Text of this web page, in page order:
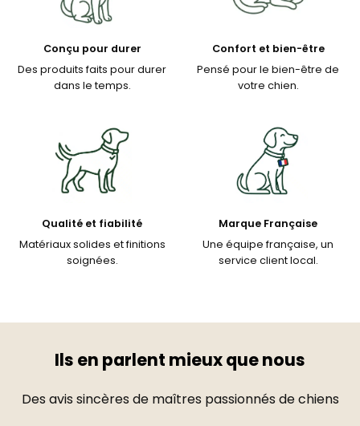
Conçu pour durer
Des produits faits pour durer
dans le temps.
Confort et bien-être
Pensé pour le bien-être de
votre chien.
Qualité et fiabilité
Matériaux solides et finitions
soignées.
Marque Française
Une équipe française, un
service client local.
Ils en parlent mieux que nous
Des avis sincères de maîtres passionnés de chiens